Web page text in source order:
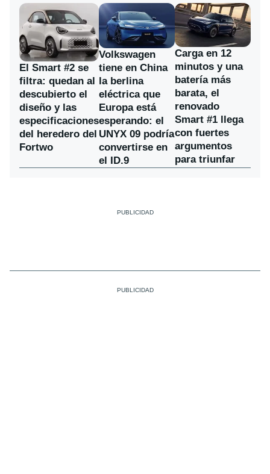
El Smart #2 se
filtra: quedan al
descubierto el
diseño y las
especificaciones
del heredero del
Fortwo
Volkswagen
tiene en China
la berlina
eléctrica que
Europa está
esperando: el
UNYX 09 podría
convertirse en
el ID.9
Carga en 12
minutos y una
batería más
barata, el
renovado
Smart #1 llega
con fuertes
argumentos
para triunfar